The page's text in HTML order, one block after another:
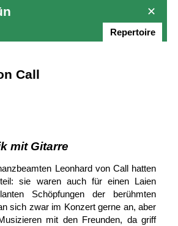
✕
Repertoire
Call
mit Gitarre
Leonhard von Call hatten
sie waren auch für einen Laien
Schöpfungen der berühmten
sich zwar im Konzert gerne an, aber
mit den Freunden, da griff